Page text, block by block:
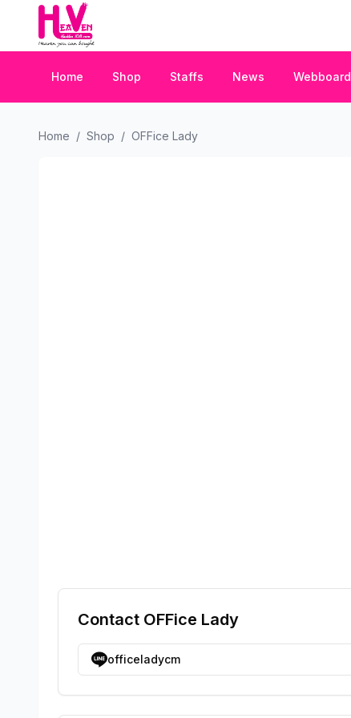
Home Shop Staffs News Webboard
Home / Shop / OFFice Lady
Contact OFFice Lady
officeladycm